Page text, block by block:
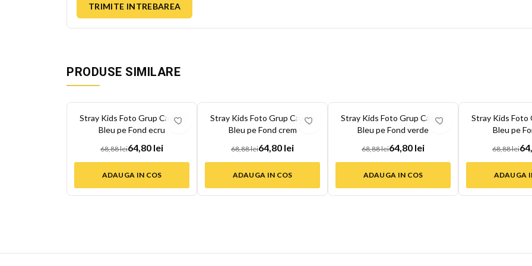
TRIMITE INTREBAREA
PRODUSE SIMILARE
%
Stray Kids Foto Grup Casual
Bleu pe Fond ecru
68,88 lei64,80 lei
ADAUGA IN COS
%
Stray Kids Foto Grup Casual
Bleu pe Fond crem
68,88 lei64,80 lei
ADAUGA IN COS
%
Stray Kids Foto Grup Casual
Bleu pe Fond verde
68,88 lei64,80 lei
ADAUGA IN COS
%
Stray Kids Foto
Bleu pe
68,88 lei
ADAUGA